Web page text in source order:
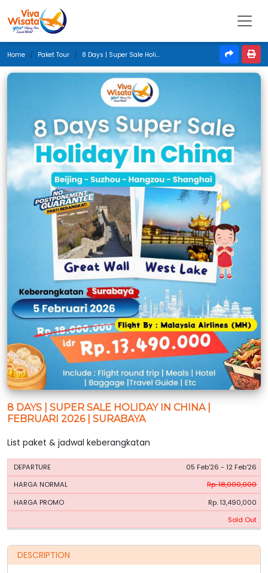
Home Paket Tour 8 Days | Super Sale Holiday In China | Februari 2026 | Surabaya
8 DAYS | SUPER SALE HOLIDAY IN CHINA |
FEBRUARI 2026 | SURABAYA
List paket & jadwal keberangkatan
PERIODE
HARGA
05 Feb'26 - 12 Feb'26
Rp. 18,000,000
Rp. 13,490,000
Sold Out
DESCRIPTION